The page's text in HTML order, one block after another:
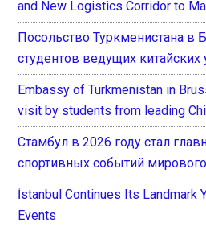
and New Logistics Corridor to
Посольство Туркменистана в
студентов ведущих китайских
Embassy of Turkmenistan in
visit by students from leading
Стамбул в 2026 году стал
спортивных событий
İstanbul Continues Its Landmark
Events